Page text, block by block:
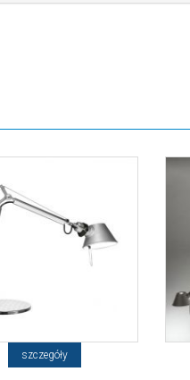
szczegóły